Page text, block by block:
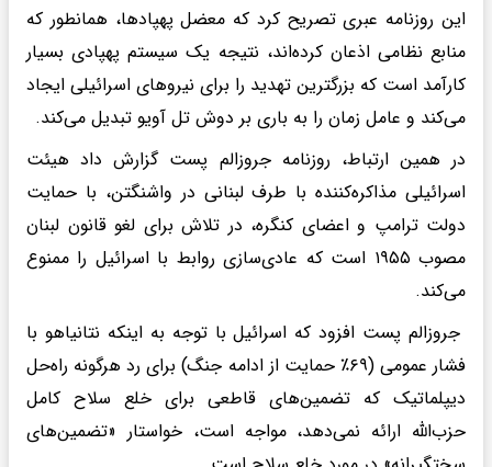
این روزنامه عبری تصریح کرد که معضل پهپادها، همانطور که
منابع نظامی اذعان کرده‌اند، نتیجه یک سیستم پهپادی بسیار
کارآمد است که بزرگترین تهدید را برای نیروهای اسرائیلی ایجاد
می‌کند و عامل زمان را به باری بر دوش تل آویو تبدیل می‌کند.
در همین ارتباط، روزنامه جروزالم پست گزارش داد هیئت
اسرائیلی مذاکره‌کننده با طرف لبنانی در واشنگتن، با حمایت
دولت ترامپ و اعضای کنگره، در تلاش برای لغو قانون لبنان
مصوب ۱۹۵۵ است که عادی‌سازی روابط با اسرائیل را ممنوع
می‌کند.
جروزالم پست افزود که اسرائیل با توجه به اینکه نتانیاهو با
فشار عمومی (۶۹٪ حمایت از ادامه جنگ) برای رد هرگونه راه‌حل
دیپلماتیک که تضمین‌های قاطعی برای خلع سلاح کامل
حزب‌الله ارائه نمی‌دهد، مواجه است، خواستار «تضمین‌های